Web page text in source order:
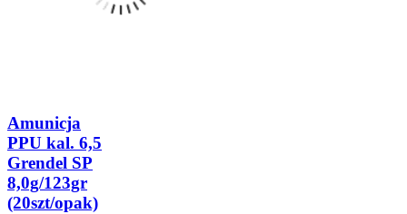
Amunicja
PPU kal. 6,5
Grendel SP
8,0g/123gr
(20szt/opak)